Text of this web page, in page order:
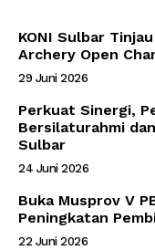
KONI Sulbar
Archery Open
29 Juni 2026
Perkuat Sinergi,
Bersilaturahmi
Sulbar
24 Juni 2026
Buka Musprov V
Peningkatan
22 Juni 2026